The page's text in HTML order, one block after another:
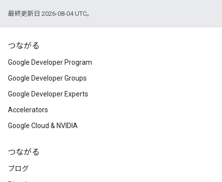
最終更新日 2026-08-04 UTC。
つながる
Google Developer Program
Google Developer Groups
Google Developer Experts
Accelerators
Google Cloud & NVIDIA
つながる
ブログ